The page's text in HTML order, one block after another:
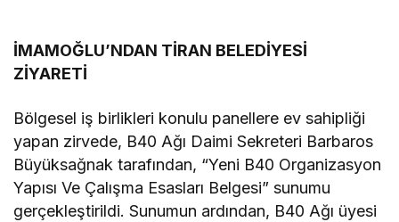
İMAMOĞLU’NDAN TİRAN BELEDİYESİ
ZİYARETİ
Bölgesel iş birlikleri konulu panellere ev sahipliği
yapan zirvede, B40 Ağı Daimi Sekreteri Barbaros
Büyüksağnak tarafından, “Yeni B40 Organizasyon
Yapısı Ve Çalışma Esasları Belgesi” sunumu
gerçekleştirildi. Sunumun ardından, B40 Ağı üyesi